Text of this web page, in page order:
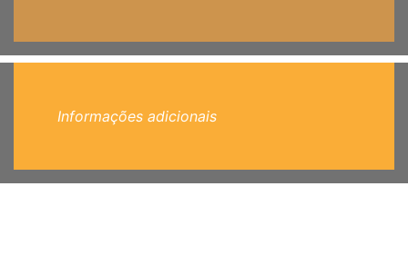
Informações adicionais